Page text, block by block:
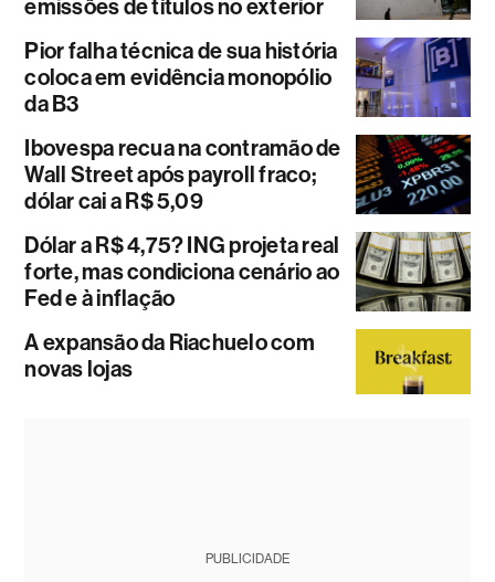
emissões de títulos no exterior
Pior falha técnica de sua história
coloca em evidência monopólio
da B3
Ibovespa recua na contramão de
Wall Street após payroll fraco;
dólar cai a R$ 5,09
Dólar a R$ 4,75? ING projeta real
forte, mas condiciona cenário ao
Fed e à inflação
A expansão da Riachuelo com
novas lojas
PUBLICIDADE